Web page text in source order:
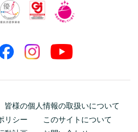
皆様の個人情報の取扱いについて
リシー
このサイトについて